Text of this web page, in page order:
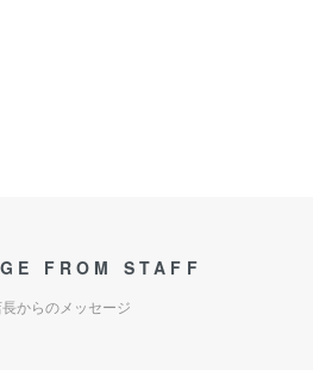
FROM STAFF
長からのメッセージ